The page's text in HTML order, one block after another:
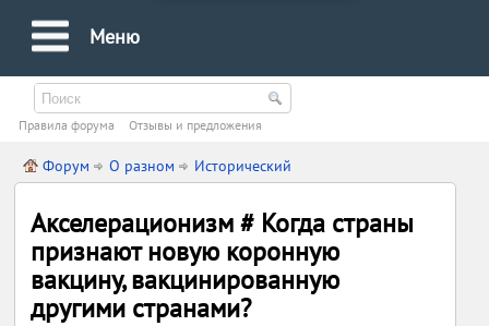
Меню
Правила форума Oтзывы и предложения
Форум О разном Исторический
Акселерационизм # Когда страны
признают новую коронную
вакцину, вакцинированную
другими странами?